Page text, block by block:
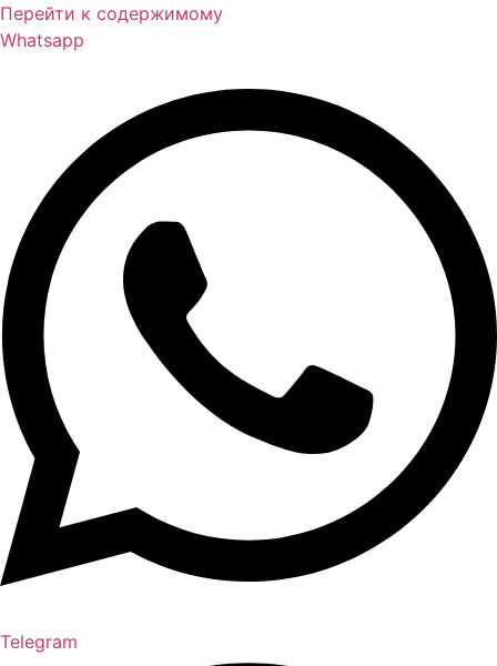
Перейти к содержимому
Whatsapp
Telegram